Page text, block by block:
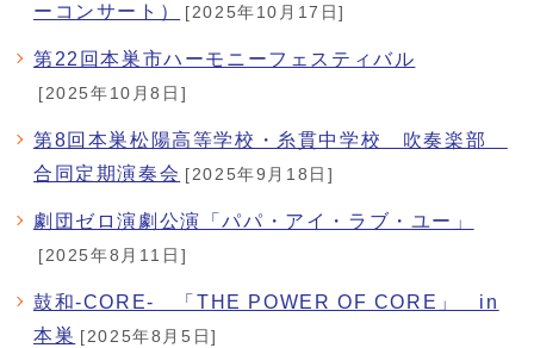
ーコンサート）
[2025年10月17日]
第22回本巣市ハーモニーフェスティバル
[2025年10月8日]
第8回本巣松陽高等学校・糸貫中学校 吹奏楽部
合同定期演奏会 [2025年9月18日]
劇団ゼロ演劇公演「パパ・アイ・ラブ・ユー」
[2025年8月11日]
鼓和-CORE- 「THE POWER OF CORE」 in
本巣 [2025年8月5日]